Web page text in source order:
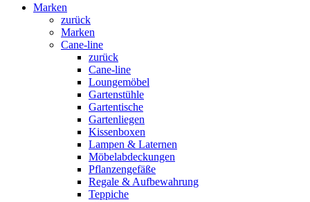
Marken
zurück
Marken
Cane-line
zurück
Cane-line
Loungemöbel
Gartenstühle
Gartentische
Gartenliegen
Kissenboxen
Lampen & Laternen
Möbelabdeckungen
Pflanzengefäße
Regale & Aufbewahrung
Teppiche